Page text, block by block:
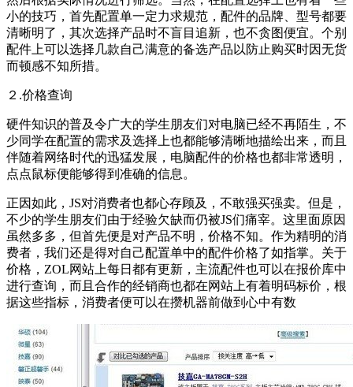
小的技巧，首先配置单一定力求规范，配件的品牌、型号都要
清晰明了，其次选择产品时不盲目追新，也不贪图便宜。个别
配件上可以选择几款自己满意的备选产品以防止购买时因无货
而顿感不知所措。
２.价格查询
硬件知识的普及令广大的学生朋友们对电脑已经不再陌生，不
少同学在配置的需求及选择上也都能够清晰地描绘出来，而且
伴随着网络时代的迅猛发展，电脑配件的价格也都非常透明，
点点鼠标便能够得到准确的信息。
正因如此，JS对消费者也都心存顾及，不敢强买强卖。但是，
不少的学生朋友们由于经验欠缺而仍被JS们痛宰。这里面原因
虽然多多，但首先便是对产品不明，价格不知。作为精明的消
费者，我们还是得对自己配置单中的配件价格了如指掌。关于
价格，ZOL网站上每日都有更新，主流配件也可以在报价库中
进行查询，而且合作的经销商也都在网站上有着明码标价，根
据这些指标，消费者便可以在攒机器前做到心中有数